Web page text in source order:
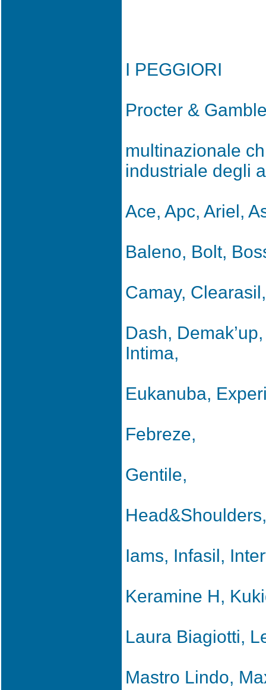
I PEGGIORI
Procter &
multinazionale
industriale degli
Ace, Apc, Ariel,
Baleno, Bolt,
Camay, Clearasil,
Dash,
Intima,
Eukanuba,
Febreze,
Gentile,
Head&Shoulders,
Iams, Infasil,
Keramine H,
Laura Biagiotti,
Mastro Lindo,